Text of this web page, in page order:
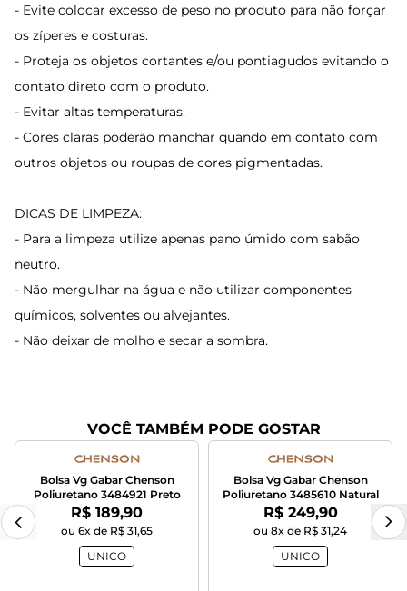
- Evite colocar excesso de peso no produto para não forçar
os zíperes e costuras.
- Proteja os objetos cortantes e/ou pontiagudos evitando o
contato direto com o produto.
- Evitar altas temperaturas.
- Cores claras poderão manchar quando em contato com
outros objetos ou roupas de cores pigmentadas.
DICAS DE LIMPEZA:
- Para a limpeza utilize apenas pano úmido com sabão
neutro.
- Não mergulhar na água e não utilizar componentes
químicos, solventes ou alvejantes.
- Não deixar de molho e secar a sombra.
VOCÊ TAMBÉM PODE GOSTAR
Bolsa Vg Gabar Chenson
Poliuretano 3484921 Preto
Por:
R$ 189,90
ou 6x de R$ 31,65
UNICO
Bolsa Vg Gabar Chenson
Poliuretano 3485610 Natural
Por:
R$ 249,90
ou 8x de R$ 31,24
UNICO